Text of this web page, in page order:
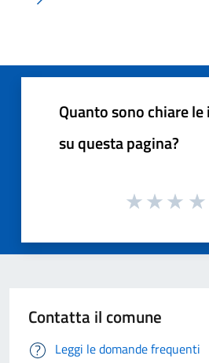
Pagina successiva
Quanto sono chiare
su questa pagina?
Contatta il comune
Leggi le domande frequenti